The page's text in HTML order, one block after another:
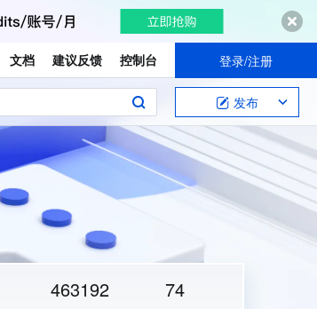
文档 建议反馈 控制台 登录/注册
发布
463192 74